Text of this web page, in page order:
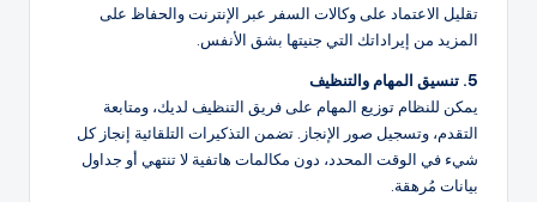
تقليل الاعتماد على وكالات السفر عبر الإنترنت والحفاظ على
المزيد من إيراداتك التي جنيتها بشق الأنفس.
5. تنسيق المهام والتنظيف
يمكن للنظام توزيع المهام على فريق التنظيف لديك، ومتابعة
التقدم، وتسجيل صور الإنجاز. تضمن التذكيرات التلقائية إنجاز كل
شيء في الوقت المحدد، دون مكالمات هاتفية لا تنتهي أو جداول
بيانات مُرهقة.